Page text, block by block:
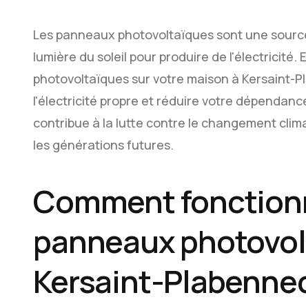
Les panneaux photovoltaïques sont une
lumière du soleil pour produire de l'électricité.
photovoltaïques sur votre maison à Kersaint-
l'électricité propre et réduire votre
contribue à la lutte contre le changement
les générations futures.
Comment
panneaux
Kersaint-